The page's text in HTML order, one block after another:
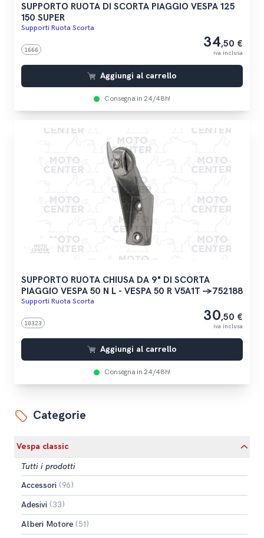
SUPPORTO RUOTA DI SCORTA PIAGGIO VESPA 125
150 SUPER
Supporti Ruota Scorta
1666 34,50 €
iva inclusa
Aggiungi al carrello
Consegna in 24/48h!
SUPPORTO RUOTA CHIUSA DA 9" DI SCORTA
PIAGGIO VESPA 50 N L - VESPA 50 R V5A1T ->752188
Supporti Ruota Scorta
10323 30,50 €
iva inclusa
Aggiungi al carrello
Consegna in 24/48h!
Categorie
Vespa classic
Tutti i prodotti
Accessori (96)
Adesivi (33)
Alberi Motore (51)